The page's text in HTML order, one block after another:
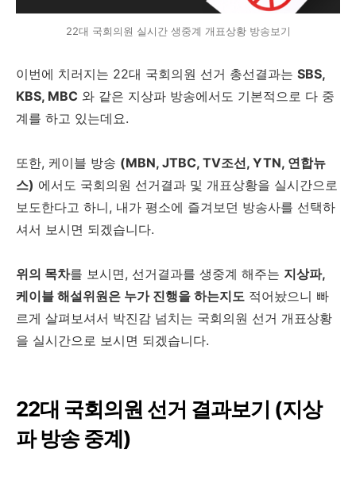
22대 국회의원 실시간 생중계 개표상황 방송보기
이번에 치러지는 22대 국회의원 선거 총선결과는 SBS,
KBS, MBC 와 같은 지상파 방송에서도 기본적으로 다 중
계를 하고 있는데요.
또한, 케이블 방송 (MBN, JTBC, TV조선, YTN, 연합뉴
스) 에서도 국회의원 선거결과 및 개표상황을 실시간으로
보도한다고 하니, 내가 평소에 즐겨보던 방송사를 선택하
셔서 보시면 되겠습니다.
위의 목차를 보시면, 선거결과를 생중계 해주는 지상파,
케이블 해설위원은 누가 진행을 하는지도 적어놨으니 빠
르게 살펴보셔서 박진감 넘치는 국회의원 선거 개표상황
을 실시간으로 보시면 되겠습니다.
22대 국회의원 선거 결과보기 (지상
파 방송 중계)